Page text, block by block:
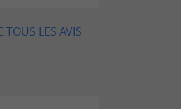
TOUS LES AVIS